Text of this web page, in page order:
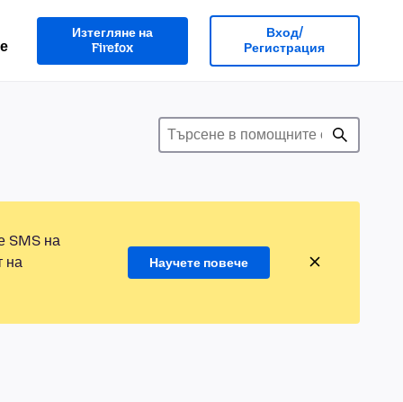
Изтегляне на
Firefox
Вход/
Регистрация
SMS на
на
Научете повече